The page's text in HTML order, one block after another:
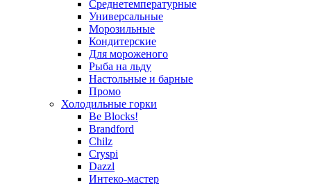
Среднетемпературные
Универсальные
Морозильные
Кондитерские
Для мороженого
Рыба на льду
Настольные и барные
Промо
Холодильные горки
Be Blocks!
Brandford
Chilz
Cryspi
Dazzl
Интеко-мастер